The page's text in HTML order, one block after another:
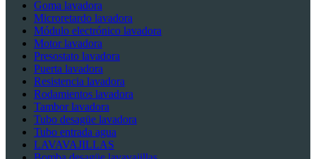
Goma lavadora
Microretardo lavadora
Módulo electrónico lavadora
Motor lavadora
Presostato lavadora
Puerta lavadora
Resistencia lavadora
Rodamientos lavadora
Tambor lavadora
Tubo desagüe lavadora
Tubo entrada agua
LAVAVAJILLAS